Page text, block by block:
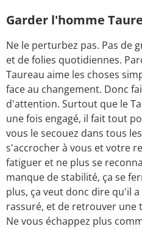
Garder l'homme
Ne le perturbez pas. Pas de
et de folies quotidiennes.
Taureau aime les choses
face au changement. Donc
d'attention. Surtout que le
une fois engagé, il fait tout
vous le secouez dans tous
s'accrocher à vous et votre
fatiguer et ne plus se
manque de stabilité, ça se
plus, ça veut donc dire qu'il
rassuré, et de retrouver une
Ne vous échappez plus